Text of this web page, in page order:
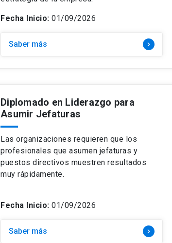
Fecha Inicio: 01/09/2026
Saber más keyboard_arrow_right
Diplomado en Liderazgo para
Asumir Jefaturas
Las organizaciones requieren que los
profesionales que asumen jefaturas y
puestos directivos muestren resultados
muy rápidamente.
Fecha Inicio: 01/09/2026
Saber más keyboard_arrow_right